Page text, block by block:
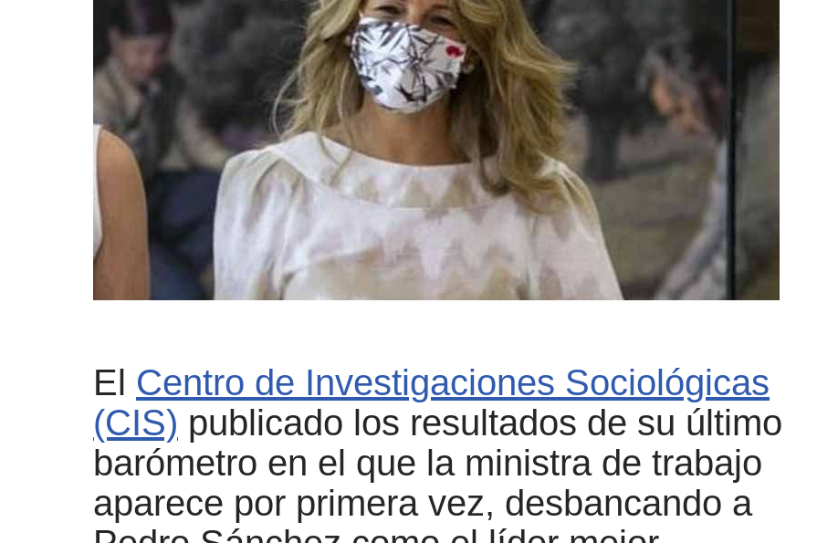
El Centro de Investigaciones Sociológicas
(CIS) publicado los resultados de su último
barómetro en el que la ministra de trabajo
aparece por primera vez, desbancando a